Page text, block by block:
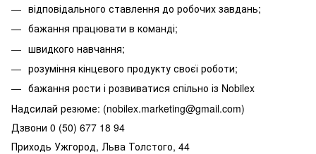
відповідального ставлення до робочих завдань;
бажання працювати в команді;
швидкого навчання;
розуміння кінцевого продукту своєї роботи;
бажання рости і розвиватися спільно із Nobilex
Надсилай резюме: (nobilex.marketing@gmail.com)
Дзвони 0 (50) 677 18 94
Приходь Ужгород, Льва Толстого, 44